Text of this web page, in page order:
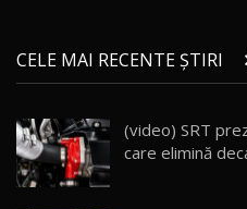
chinez care
/ AutoBlog.MD
17:27
15 14:37
CELE MAI RECENTE ȘTIRI
(video) SRT
care elimină